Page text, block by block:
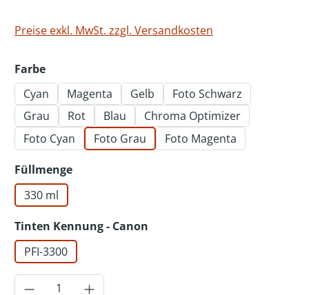
Preise exkl. MwSt. zzgl. Versandkosten
Farbeauswählen
Cyan
Magenta Gelb
Foto Schwarz
Grau
Rot Blau
Chroma Optimizer
Foto Cyan
Foto Grau Foto Magenta
Füllmengeauswählen
330 ml
Tinten Kennung - Canon
PFI-3300
Produkt Anzahl: Gib den gewünschten